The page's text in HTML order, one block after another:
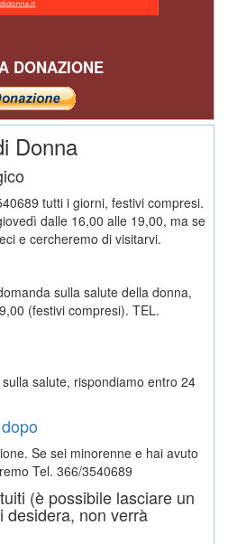
DONAZIONE
Donna
tutti i giorni, festivi compresi.
dalle 16,00 alle 19,00, ma se
e cercheremo di visitarvi.
sulla salute della donna,
(festivi compresi). TEL.
sulla salute, rispondiamo entro 24
Se sei minorenne e hai avuto
Tel. 366/3540689
(è possibile lasciare un
desidera, non verrà